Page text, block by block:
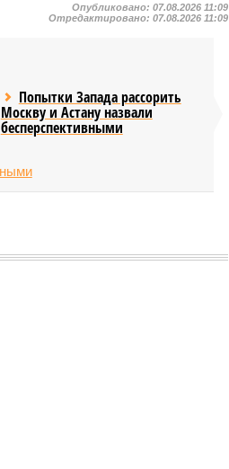
Опубликовано:07.08.2026 11:09
Отредактировано:07.08.2026 11:09
Попытки Запада рассорить
Москву и Астану назвали
бесперспективными